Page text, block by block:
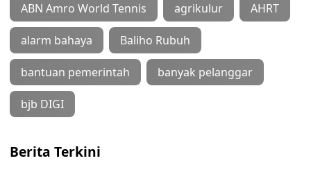
ABN Amro World Tennis agrikulur AHRT
alarm bahaya Baliho Rubuh
bantuan pemerintah banyak pelanggar
bjb DIGI
Berita Terkini